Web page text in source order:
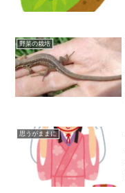
野菜の栽培
思うがままに